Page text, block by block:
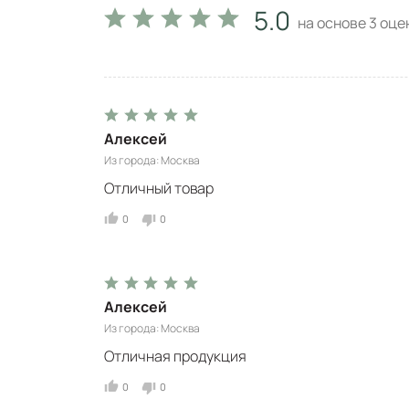
5.0 на основе3
Алексей
Из города Москва
Отличный товар
0 0
Алексей
Из города Москва
Отличная продукция
0 0